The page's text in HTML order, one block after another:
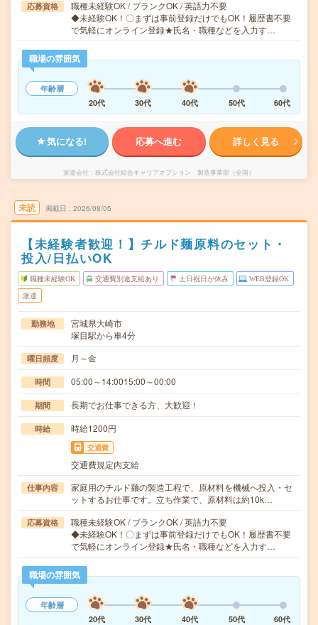
応募資格
職種未経験OK / ブランクOK / 英語力不要
◆未経験OK！〇まずは事前登録だけでもOK！履歴書不要
で気軽にオンライン登録★氏名・職種などを入力す…
職場の雰囲気
年齢層
20代
30代 40代 50代 60代
気になる! 応募へ進む 詳しく見る
派遣会社 株式会社綜合キャリアオプション 製造事業部（全国）
未読 掲載日 2026/08/05
【未経験者歓迎！】チルド麺原料のセット・
投入/日払いOK
職種未経験OK 交通費別途支給あり 土日祝日が休み WEB登録OK
派遣
勤務地
宮城県大崎市
塚目駅から車4分
曜日頻度 月～金
時間 05:00～14:0015:00～00:00
期間 長期でお仕事できる方、大歓迎！
時給 時給1200円
交通費
交通費規定内支給
仕事内容
家庭用のチルド麺の製造工程で、原材料を機械へ投入・セ
ットするお仕事です。立ち作業で、原材料は約10k…
応募資格
職種未経験OK / ブランクOK / 英語力不要
◆未経験OK！〇まずは事前登録だけでもOK！履歴書不要
で気軽にオンライン登録★氏名・職種などを入力す…
職場の雰囲気
年齢層
20代
30代 40代 50代 60代